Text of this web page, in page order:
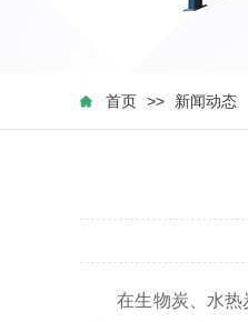
首页 >> 新闻动态
在生物炭、水热炭